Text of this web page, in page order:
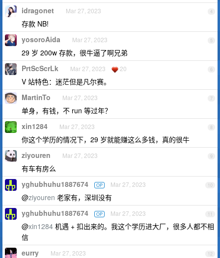
4
idragonet Mar 27, 2023
存款 NB!
5
yosoroAida Mar 27, 2023
29 岁 200w 存款，很牛逼了啊兄弟
6
PrtScScrLk Mar 27, 2023 20
V 站特色：迷茫但是凡尔赛。
7
MartinTo Mar 27, 2023
单身，有钱，不 run 等过年？
8
xin1284 Mar 27, 2023
你这个学历的情况下，29 岁就能赚这么多钱，真的很牛
9
ziyouren Mar 27, 2023
有车有房么
10
yghubhuhu1887674 OP Mar 27, 2023
@ziyouren 老家有，深圳没有
11
yghubhuhu1887674 OP Mar 27, 2023
@xin1284 机遇 + 扣出来的。我这个学历进大厂，很多人都不相
信
12
eurry Mar 27, 2023